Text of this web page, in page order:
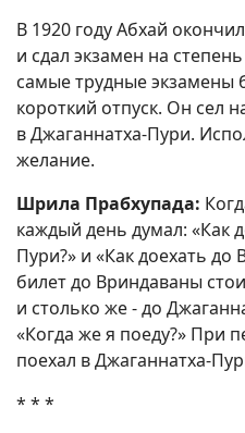
В 1920 году Абхай
и сдал экзамен на
самые трудные экзамены
короткий отпуск. Он сел
в Джаганнатха-Пури.
желание.
Шрила Прабхупада:
каждый день думал: «Как
Пури?» и «Как доехать
билет до Вриндаваны
и столько же - до
«Когда же я поеду?» При
поехал в Джаганнатха-
* * *